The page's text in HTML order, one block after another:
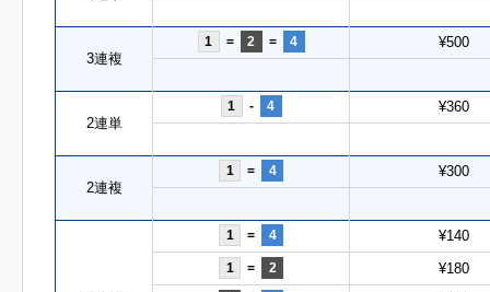
3連複
1 = 2 = 4 ¥500
2連単
1 - 4 ¥360
2連複
1 = 4 ¥300
1 = 4 ¥140
1 = 2 ¥180